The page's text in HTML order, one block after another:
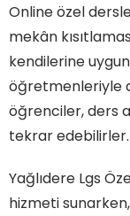
Online özel
mekân
kendilerine
öğretmenleriyle
öğrenciler, ders
tekrar edebilirler.
Yağlıdere Lgs
hizmeti